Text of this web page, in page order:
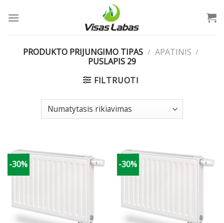
PRODUKTO PRIJUNGIMO TIPAS / APATINIS /
PUSLAPIS 29
FILTRUOTI
-30% -30%